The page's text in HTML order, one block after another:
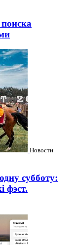
Новости
субботу:
фэст.